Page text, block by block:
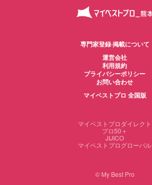
専門家登録·掲載について
運営会社
利用規約
プライバシーポリシー
お問い合わせ
マイベストプロ 全国版
マイベストプロダイレクト
プロ50＋
JIJICO
マイベストプログローバル
© My Best Pro